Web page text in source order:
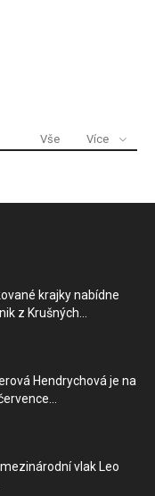
Vše Více
krajky nabídne
z Krušných...
Hendrychová je na
vlak Leo